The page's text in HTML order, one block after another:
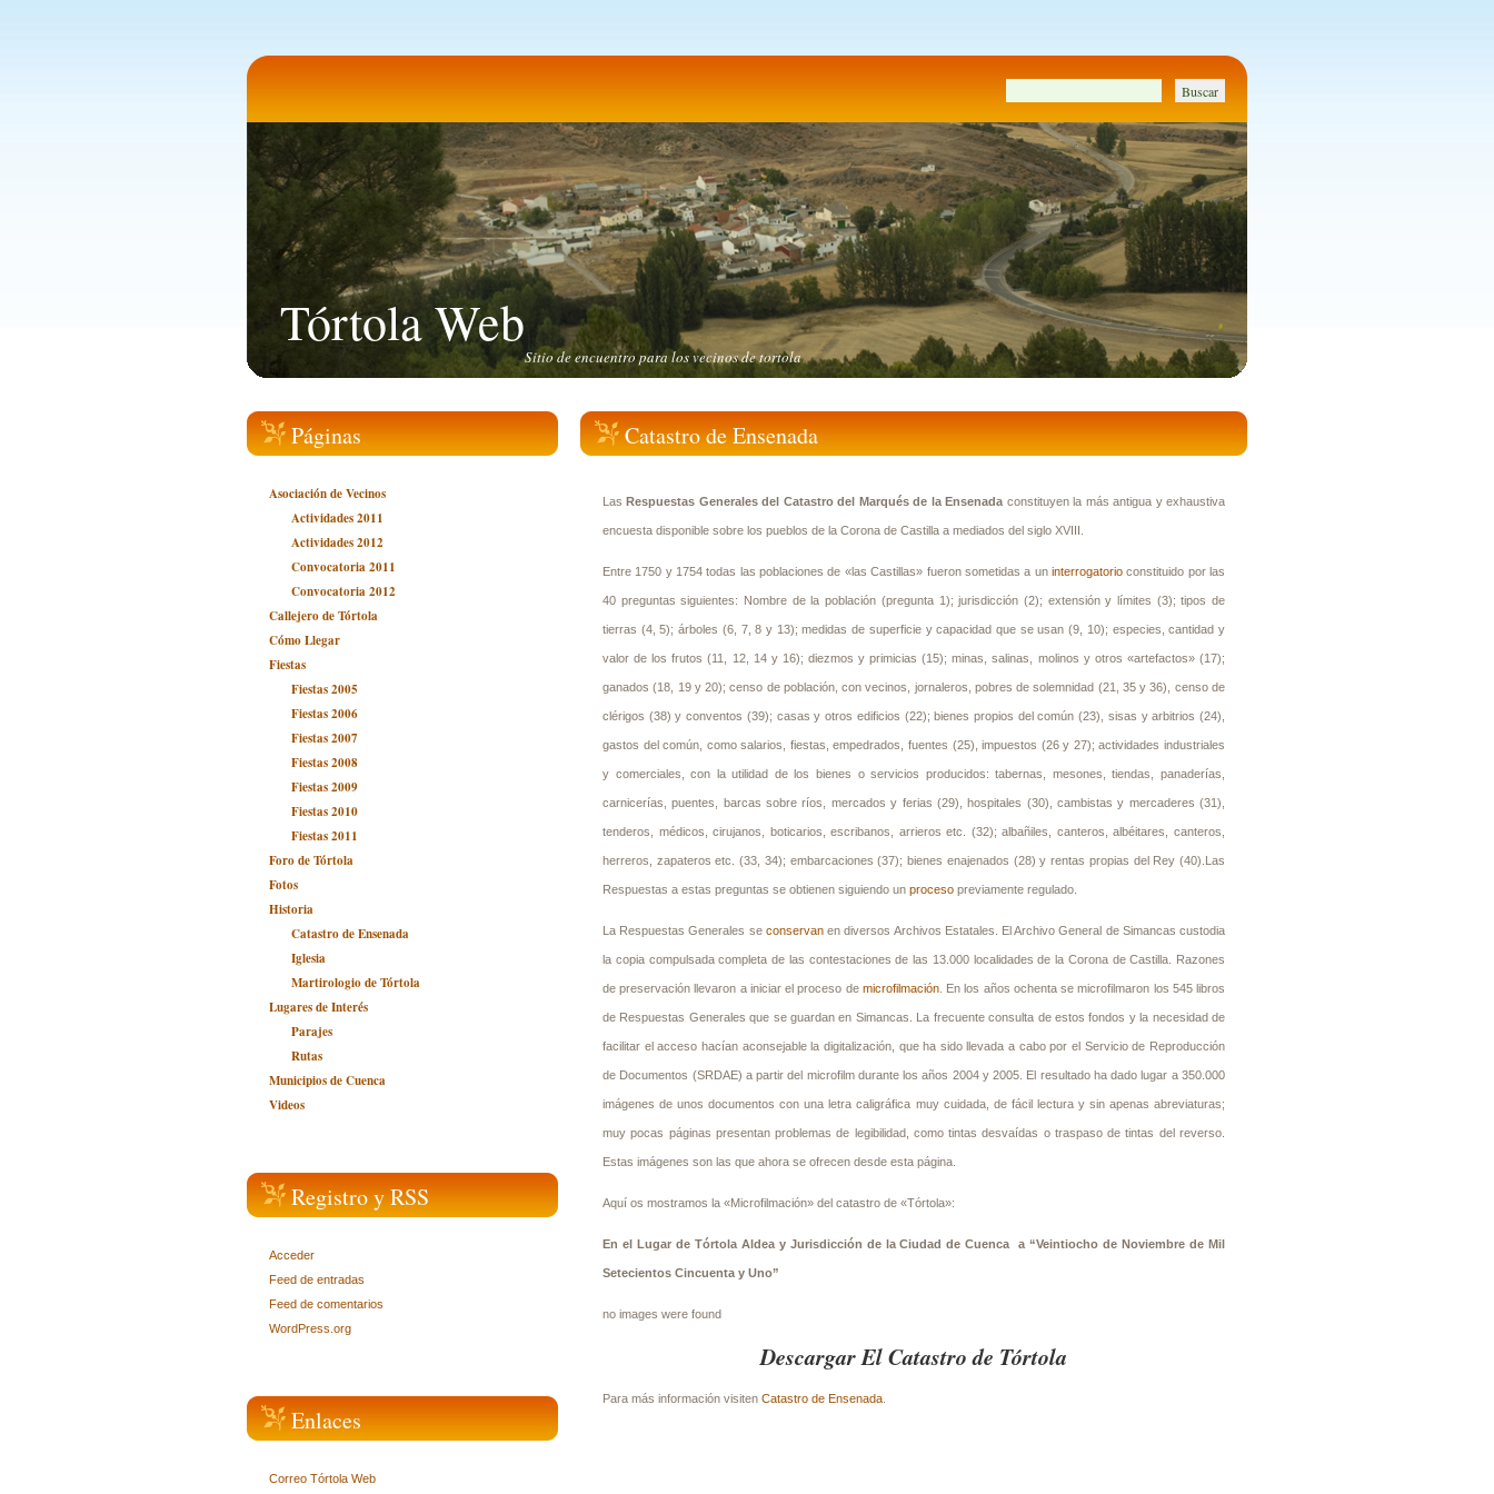
Tórtola Web
Sitio de encuentro para los vecinos de tortola
Catastro de Ensenada
LasRespuestas Generales del Catastro del Marqués de la Ensenada constituyen la más antigua y exhaustiva
encuesta disponible sobre los pueblos de la Corona de Castilla a mediados del siglo XVIII.
Entre 1750 y 1754 todas las poblaciones de «las Castillas» fueron sometidas a un interrogatorioconstituido por las
40 preguntas siguientes: Nombre de la población (pregunta 1); jurisdicción (2); extensión y límites (3); tipos de
tierras (4, 5); árboles (6, 7, 8 y 13); medidas de superficie y capacidad que se usan (9, 10); especies, cantidad y
valor de los frutos (11, 12, 14 y 16); diezmos y primicias (15); minas, salinas, molinos y otros «artefactos» (17);
ganados (18, 19 y 20); censo de población, con vecinos, jornaleros, pobres de solemnidad (21, 35 y 36), censo de
clérigos (38) y conventos (39); casas y otros edificios (22); bienes propios del común (23), sisas y arbitrios (24),
gastos del común, como salarios, fiestas, empedrados, fuentes (25), impuestos (26 y 27); actividades industriales
y comerciales, con la utilidad de los bienes o servicios producidos: tabernas, mesones, tiendas, panaderías,
carnicerías, puentes, barcas sobre ríos, mercados y ferias (29), hospitales (30), cambistas y mercaderes (31),
tenderos, médicos, cirujanos, boticarios, escribanos, arrieros etc. (32); albañiles, canteros, albéitares, canteros,
herreros, zapateros etc. (33, 34); embarcaciones (37); bienes enajenados (28) y rentas propias del Rey (40).Las
Respuestas a estas preguntas se obtienen siguiendo un proceso previamente regulado.
La Respuestas Generales se conservanen diversos Archivos Estatales. El Archivo General de Simancas custodia
la copia compulsada completa de las contestaciones de las 13.000 localidades de la Corona de Castilla. Razones
de preservación llevaron a iniciar el proceso de microfilmación. En los años ochenta se microfilmaron los 545 libros
de Respuestas Generales que se guardan en Simancas. La frecuente consulta de estos fondos y la necesidad de
facilitar el acceso hacían aconsejable la digitalización, que ha sido llevada a cabo por el Servicio de Reproducción
de Documentos (SRDAE) a partir del microfilm durante los años 2004 y 2005. El resultado ha dado lugar a 350.000
imágenes de unos documentos con una letra caligráfica muy cuidada, de fácil lectura y sin apenas abreviaturas;
muy pocas páginas presentan problemas de legibilidad, como tintas desvaídas o traspaso de tintas del reverso.
Estas imágenes son las que ahora se ofrecen desde esta página.
Aquí os mostramos la «Microfilmación» del catastro de «Tórtola»:
En el Lugar de Tórtola Aldea y Jurisdicción de la Ciudad de Cuenca a “Veintiocho de Noviembre de Mil
Setecientos Cincuenta y Uno”
no images were found
Descargar El Catastro de Tórtola
Para más información visiten Catastro de Ensenada
Páginas
Asociación de Vecinos
Actividades 2011
Actividades 2012
Convocatoria 2011
Convocatoria 2012
Callejero de Tórtola
Cómo Llegar
Fiestas
Fiestas 2005
Fiestas 2006
Fiestas 2007
Fiestas 2008
Fiestas 2009
Fiestas 2010
Fiestas 2011
Foro de Tórtola
Fotos
Historia
Catastro de Ensenada
Iglesia
Martirologio de Tórtola
Lugares de Interés
Parajes
Rutas
Municipios de Cuenca
Videos
Registro y RSS
Acceder
Feed de entradas
Feed de comentarios
WordPress.org
Enlaces
Correo Tórtola Web